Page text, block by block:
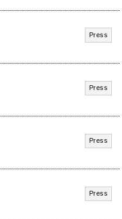
Press
Press
Press
Press